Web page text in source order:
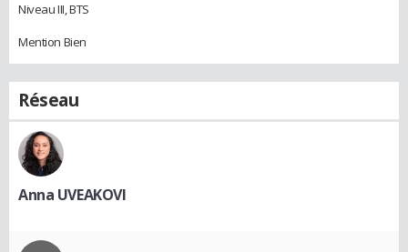
Niveau III, BTS
Mention Bien
Réseau
Anna UVEAKOVI